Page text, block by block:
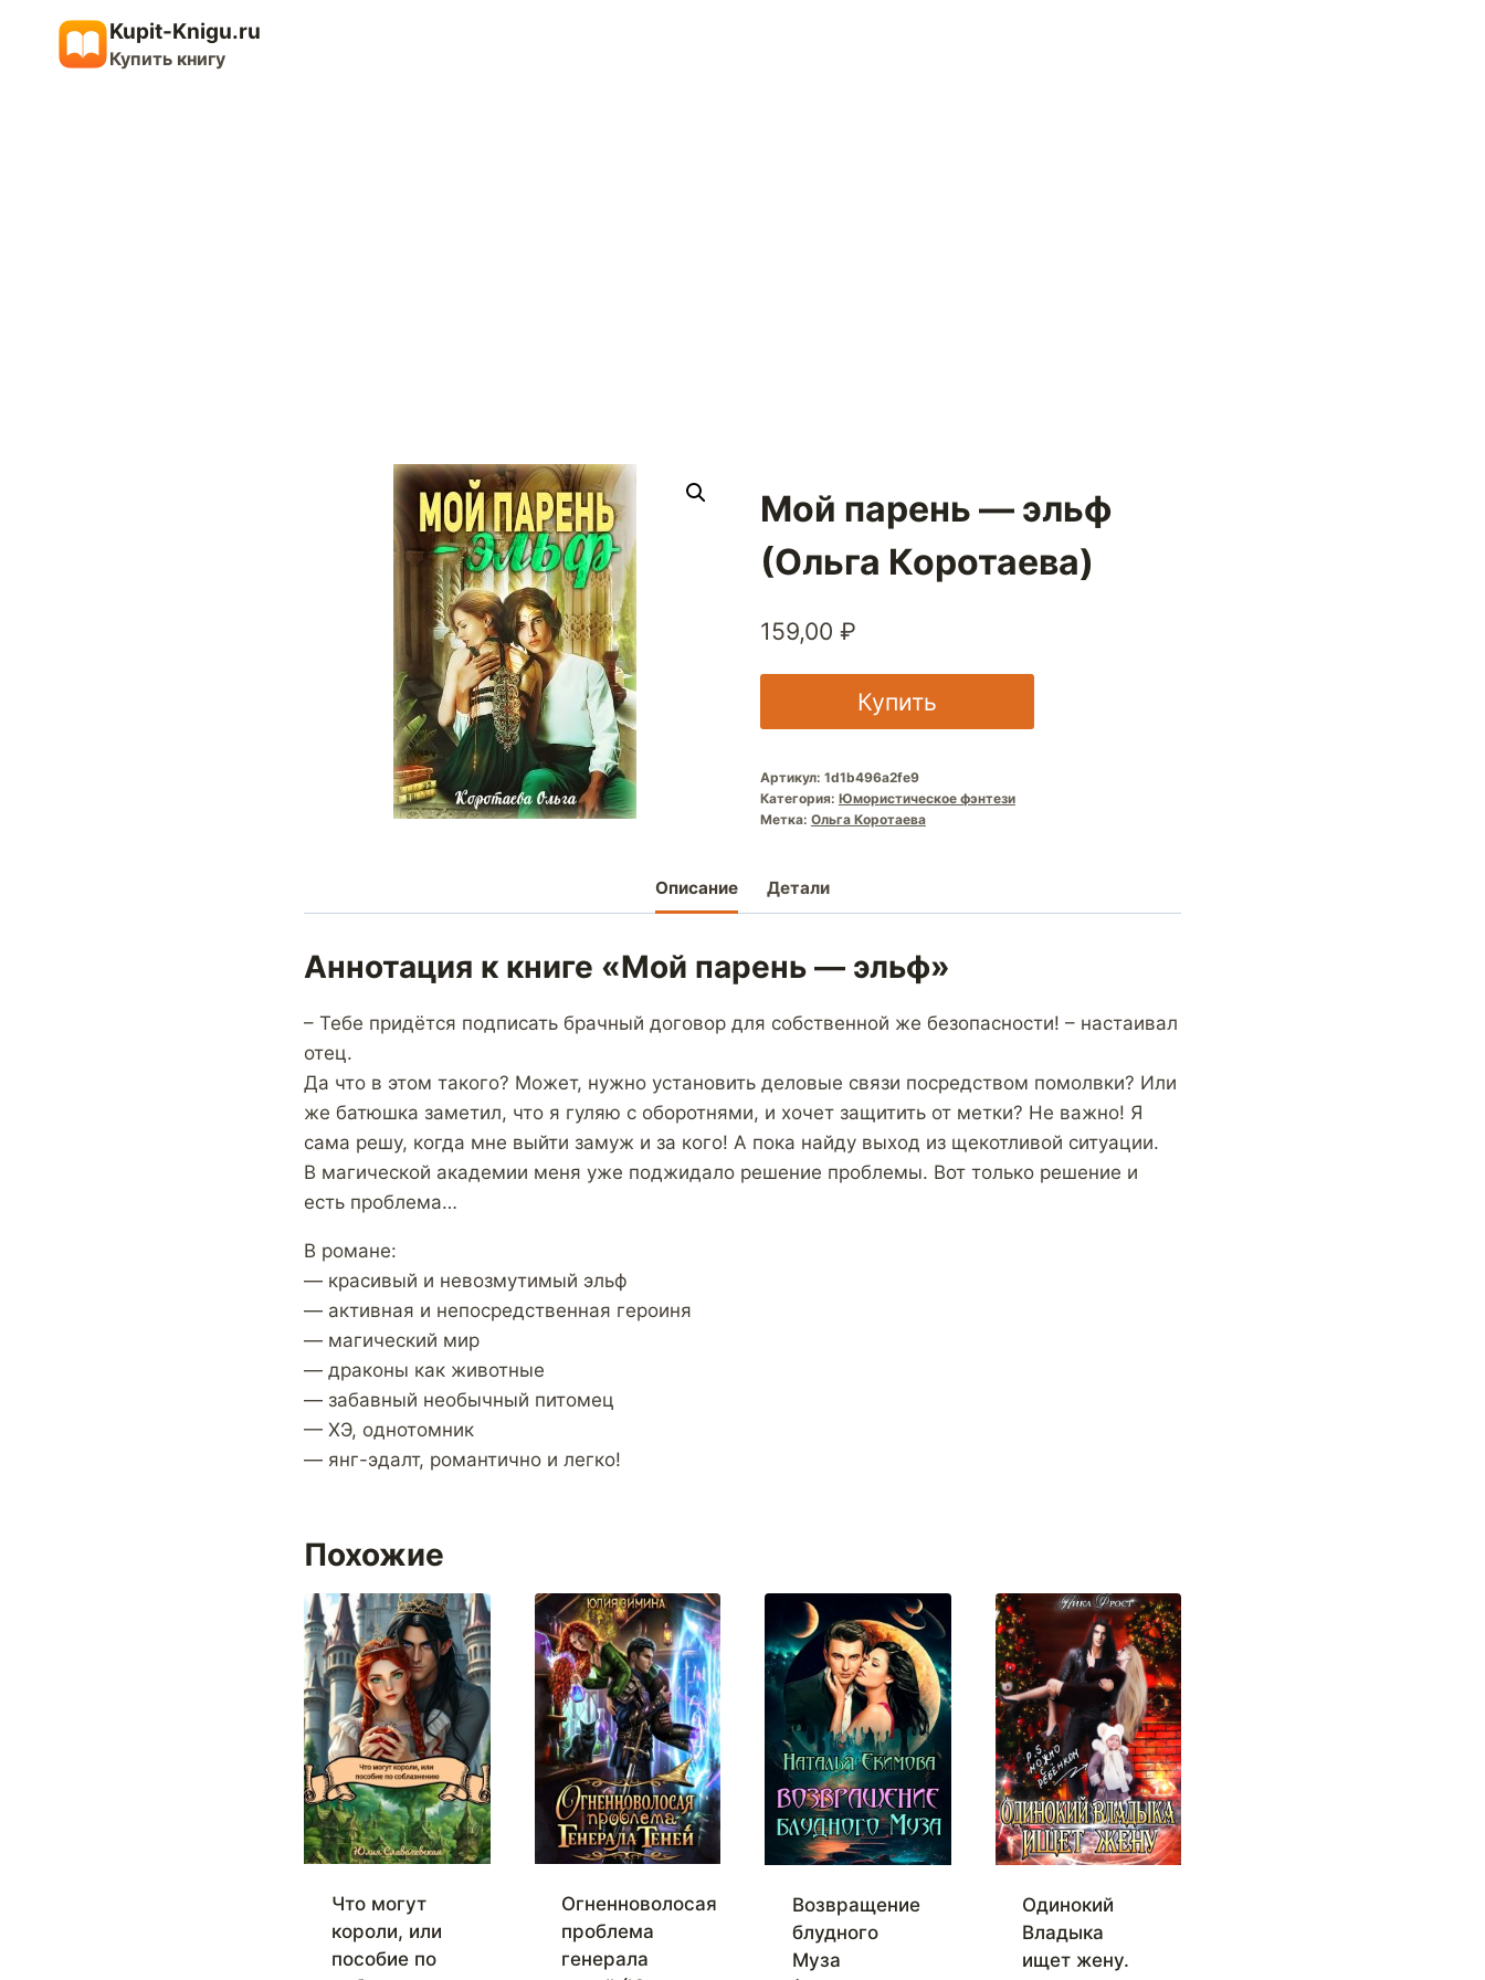
содержимому
Kupit-Knigu.ru
Купить книгу
Мой парень — эльф
(Ольга Коротаева)
159,00 ₽
Купить
Артикул: 1d1b496a2fe9
Категория: Юмористическое фэнтези
Метка: Ольга Коротаева
Описание Детали
Аннотация к книге «Мой парень — эльф»
– Тебе придётся подписать брачный договор для собственной же безопасности! – настаивал
отец.
Да что в этом такого? Может, нужно установить деловые связи посредством помолвки? Или
же батюшка заметил, что я гуляю с оборотнями, и хочет защитить от метки? Не важно! Я
сама решу, когда мне выйти замуж и за кого! А пока найду выход из щекотливой ситуации.
В магической академии меня уже поджидало решение проблемы. Вот только решение и
есть проблема…
В романе:
— красивый и невозмутимый эльф
— активная и непосредственная героиня
— магический мир
— драконы как животные
— забавный необычный питомец
— ХЭ, однотомник
— янг-эдалт, романтично и легко!
Похожие
Что могут
короли, или
пособие по
Огненноволосая
проблема
генерала
Возвращение
блудного
Муза
Одинокий
Владыка
ищет жену.